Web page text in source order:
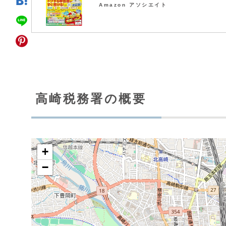
Amazon アソシエイト
高崎税務署の概要